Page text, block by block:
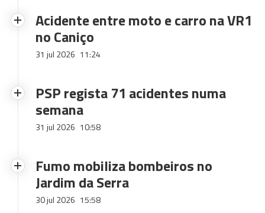
Acidente entre moto e carro na VR1
no Caniço
31 jul 2026 11:24
PSP regista 71 acidentes numa
semana
31 jul 2026 10:58
Fumo mobiliza bombeiros no
Jardim da Serra
30 jul 2026 15:58